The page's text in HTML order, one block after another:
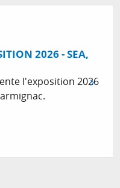
2026 - SEA,
l'exposition 2026